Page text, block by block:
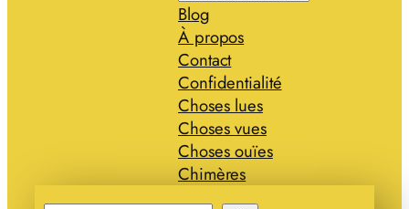
Blog
À propos
Contact
Confidentialité
Choses lues
Choses vues
Choses ouïes
Chimères